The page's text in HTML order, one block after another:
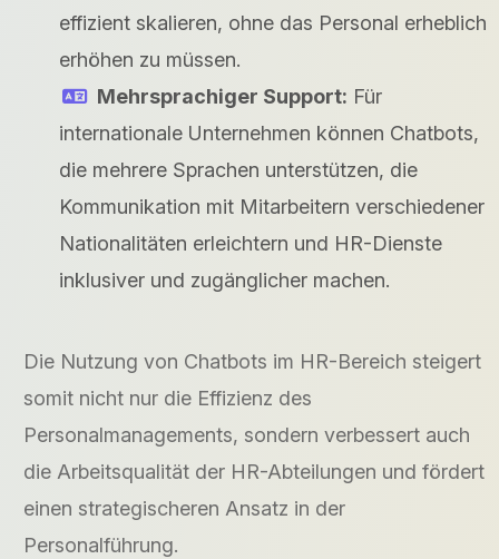
effizient skalieren, ohne das Personal erheblich
erhöhen zu müssen.
Mehrsprachiger Support: Für
internationale Unternehmen können Chatbots,
die mehrere Sprachen unterstützen, die
Kommunikation mit Mitarbeitern verschiedener
Nationalitäten erleichtern und HR-Dienste
inklusiver und zugänglicher machen.
Die Nutzung von Chatbots im HR-Bereich steigert
somit nicht nur die Effizienz des
Personalmanagements, sondern verbessert auch
die Arbeitsqualität der HR-Abteilungen und fördert
einen strategischeren Ansatz in der
Personalführung.